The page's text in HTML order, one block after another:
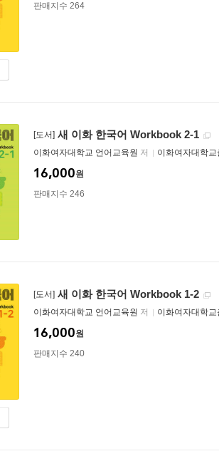
판매지수 264
[도서] 새 이화 한국어 Workbook 2-1
이화여자대학교 언어교육원 저 이화여자대학교
16,000원
판매지수 246
[도서] 새 이화 한국어 Workbook 1-2
이화여자대학교 언어교육원 저 이화여자대학교
16,000원
판매지수 240